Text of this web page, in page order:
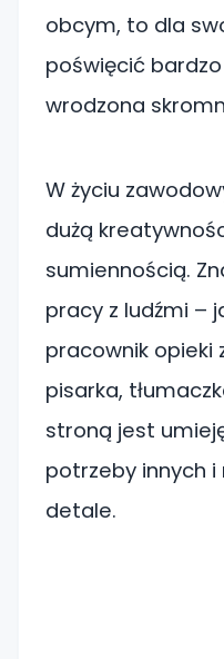
obcym, to dla
poświęcić
wrodzona
W życiu
dużą
sumiennością.
pracy z ludźmi –
pracownik opieki
pisarka,
stroną jest
potrzeby innych i
detale.